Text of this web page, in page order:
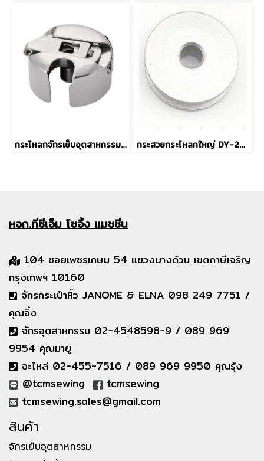
กระโหลกจักรเย็บอุตสาหกรรม BC-DB1 (MGP) กระสวยกระโหลกใหญ่ DY-201 18034 แบบอลูมิเนียม
หจก.ทีซีเอ็มโซอิ้ง แมชชีน
104 ซอยเพชรเกษม 54 แขวงบางด้วน เขตภาษีเจริญ
กรุงเทพฯ 10160
จักรกระเป๋าหิ้ว JANOME & ELNA 098 249 7751 /
คุณอิ๋ง
จักรอุตสาหกรรม 02-4548598-9 / 089 969
9954 คุณมายู
อะไหล่ 02-455-7516 / 089 969 9950 คุณรุ้ง
@tcmsewing
tcmsewing
tcmsewing.sales@gmail.com
สินค้า
จักรเย็บอุตสาหกรรม